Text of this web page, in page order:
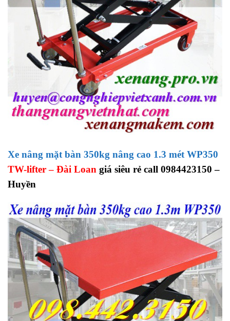
Xe nâng mặt bàn 350kg nâng cao 1.3 mét WP350
TW-lifter – Đài Loan giá siêu rẻ call 0984423150 –
Huyền